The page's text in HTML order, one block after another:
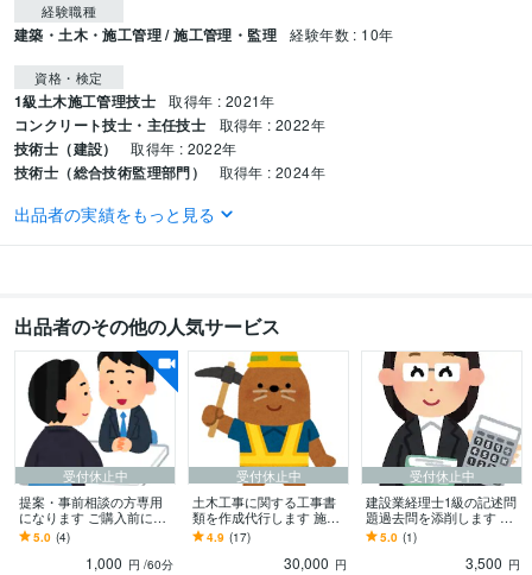
経験職種
建築・土木・施工管理 / 施工管理・監理 経験年数 : 10年
資格・検定
1級土木施工管理技士 取得年 : 2021年
コンクリート技士・主任技士 取得年 : 2022年
技術士（建設） 取得年 : 2022年
技術士（総合技術監理部門） 取得年 : 2024年
得意分野
英語 ビジネスレベル
出品者の実績をもっと見る
出品者のその他の人気サービス
受付休止中
提案・事前相談の方専用
になります ご購入前に業
務内容の摺合せを行いま
す
5.0 (4)
1,000 円 /60分
受付休止中
土木工事に関する工事書
類を作成代行します 施工
計画書・安全書類・竣工
図書など
4.9 (17)
30,000 円
受付休止中
建設業経理士1級の記述問
題過去問を添削します 建
設業経理士1級の記述問題
を分かりやすく添削しま
5.0 (1)
3,500 円